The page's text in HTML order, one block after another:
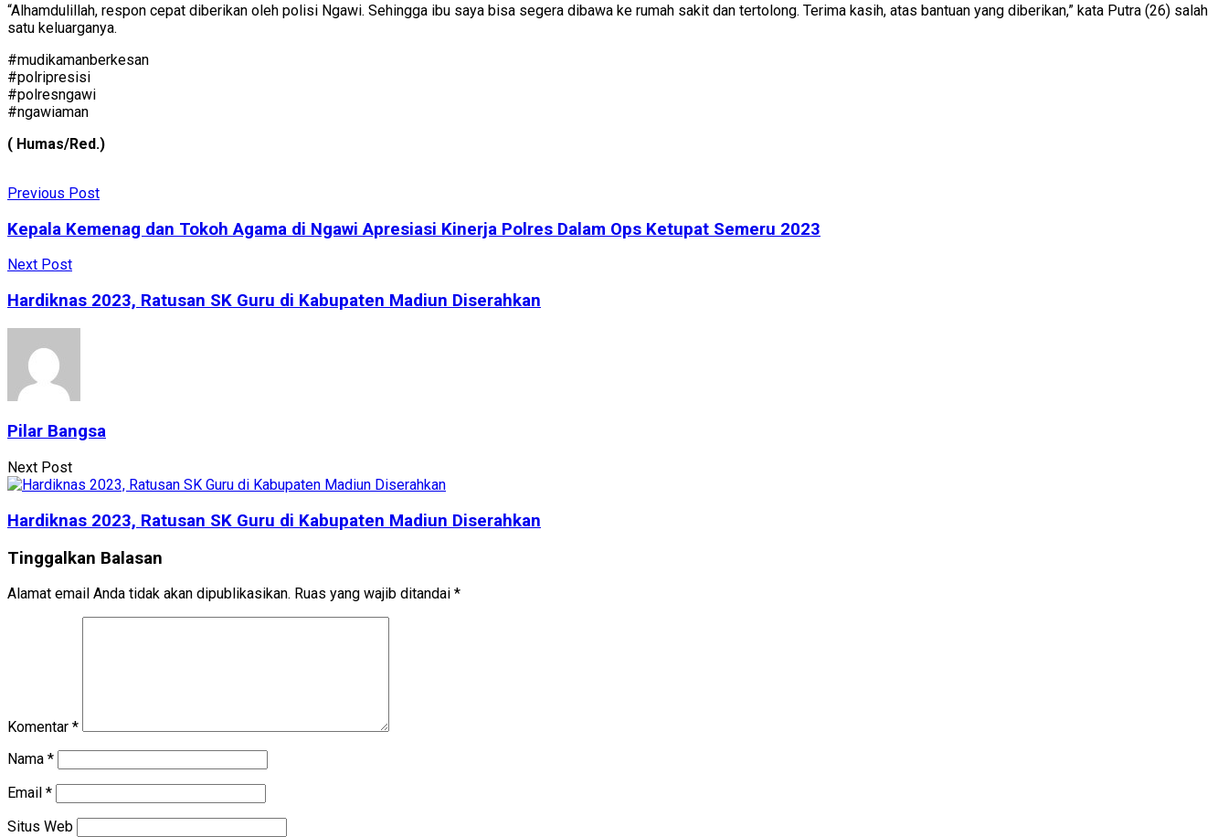
“Alhamdulillah, respon cepat diberikan oleh polisi Ngawi. Sehingga ibu saya bisa segera dibawa ke rumah sakit dan tertolong. Terima kasih, atas bantuan yang diberikan,” kata Putra (26) salah
satu keluarganya.
#mudikamanberkesan
#polripresisi
#polresngawi
#ngawiaman
( Humas/Red.)
Previous Post
Kepala Kemenag dan Tokoh Agama di Ngawi Apresiasi Kinerja Polres Dalam Ops Ketupat Semeru 2023
Next Post
Hardiknas 2023, Ratusan SK Guru di Kabupaten Madiun Diserahkan
Pilar Bangsa
Next Post
Hardiknas 2023, Ratusan SK Guru di Kabupaten Madiun Diserahkan
Tinggalkan Balasan
Alamat email Anda tidak akan dipublikasikan. Ruas yang wajib ditandai *
Komentar *
Nama *
Email *
Situs Web